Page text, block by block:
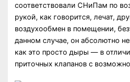
соответствовали СНиПам по
рукой, как говорится, лечат,
воздухообмен в помещении,
данном случае, он абсолютно
как это просто дыры — в
приточных клапанов с